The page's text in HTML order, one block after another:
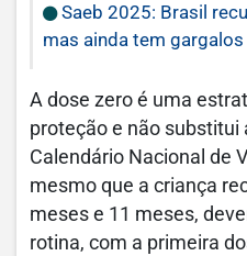
Saeb 2025: Brasil
mas ainda tem gargalos
A dose zero é uma
proteção e não substitui
Calendário Nacional de
mesmo que a criança
meses e 11 meses,
rotina, com a primeira